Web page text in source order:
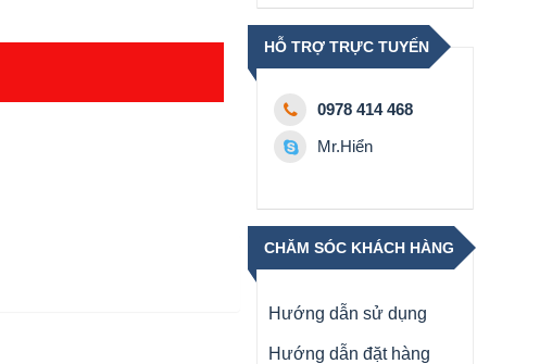
HỖ TRỢ TRỰC TUYẾN
0978 414 468
Mr.Hiển
CHĂM SÓC KHÁCH HÀNG
Hướng dẫn sử dụng
Hướng dẫn đặt hàng